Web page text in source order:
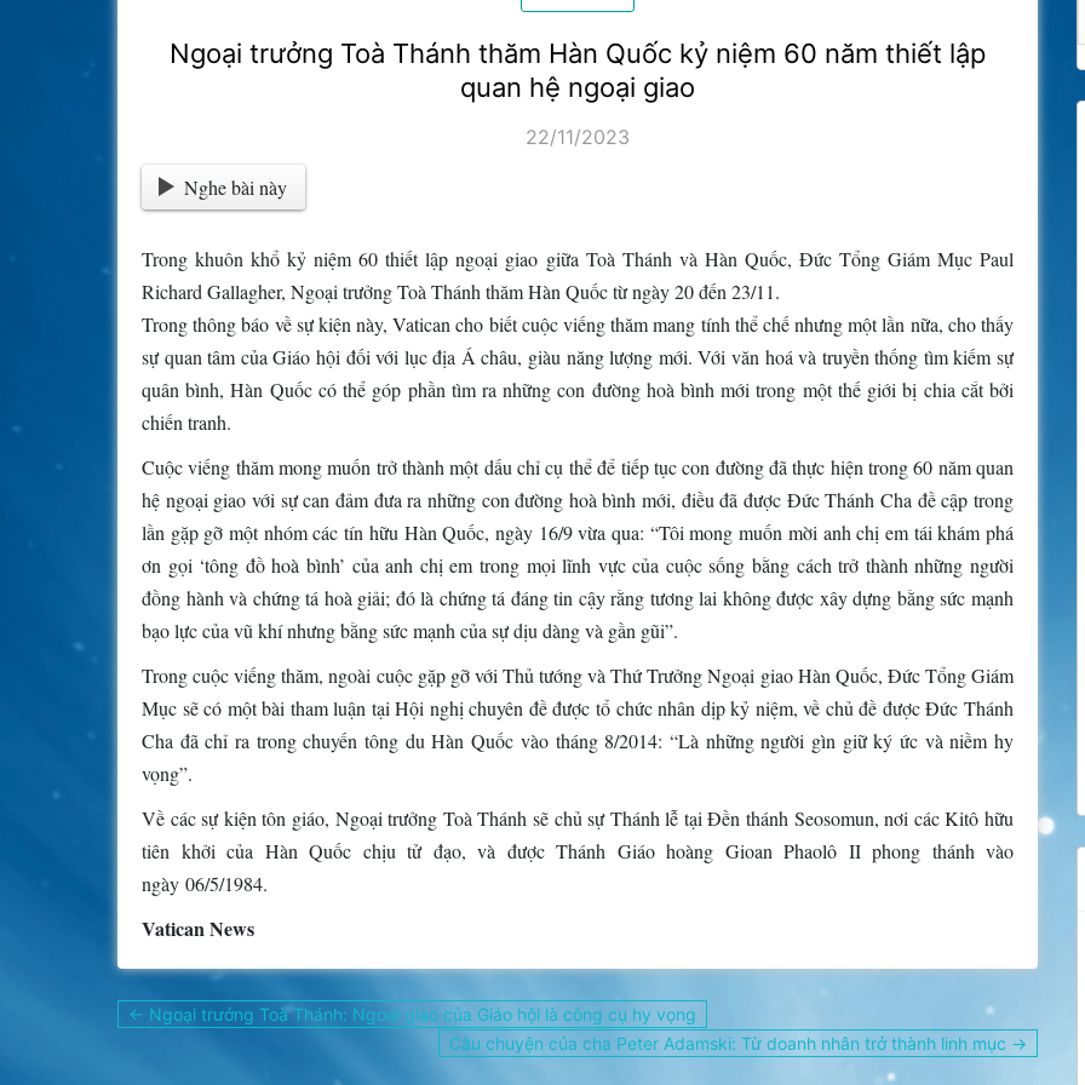
Ngoại trưởng Toà Thánh thăm Hàn Quốc kỷ niệm 60 năm thiết lập
quan hệ ngoại giao
22/11/2023
Nghe bài này
Trong khuôn khổ kỷ niệm 60 thiết lập ngoại giao giữa Toà Thánh và Hàn Quốc, Đức Tổng Giám Mục Paul
Richard Gallagher, Ngoại trưởng Toà Thánh thăm Hàn Quốc từ ngày 20 đến 23/11.
Trong thông báo về sự kiện này, Vatican cho biết cuộc viếng thăm mang tính thể chế nhưng một lần nữa, cho thấy
sự quan tâm của Giáo hội đối với lục địa Á châu, giàu năng lượng mới. Với văn hoá và truyền thống tìm kiếm sự
quân bình, Hàn Quốc có thể góp phần tìm ra những con đường hoà bình mới trong một thế giới bị chia cắt bởi
chiến tranh.
Cuộc viếng thăm mong muốn trở thành một dấu chỉ cụ thể để tiếp tục con đường đã thực hiện trong 60 năm quan
hệ ngoại giao với sự can đảm đưa ra những con đường hoà bình mới, điều đã được Đức Thánh Cha đề cập trong
lần gặp gỡ một nhóm các tín hữu Hàn Quốc, ngày 16/9 vừa qua: “Tôi mong muốn mời anh chị em tái khám phá
ơn gọi ‘tông đồ hoà bình’ của anh chị em trong mọi lĩnh vực của cuộc sống bằng cách trở thành những người
đồng hành và chứng tá hoà giải; đó là chứng tá đáng tin cậy rằng tương lai không được xây dựng bằng sức mạnh
bạo lực của vũ khí nhưng bằng sức mạnh của sự dịu dàng và gần gũi”.
Trong cuộc viếng thăm, ngoài cuộc gặp gỡ với Thủ tướng và Thứ Trưởng Ngoại giao Hàn Quốc, Đức Tổng Giám
Mục sẽ có một bài tham luận tại Hội nghị chuyên đề được tổ chức nhân dịp kỷ niệm, về chủ đề được Đức Thánh
Cha đã chỉ ra trong chuyến tông du Hàn Quốc vào tháng 8/2014: “Là những người gìn giữ ký ức và niềm hy
vọng”.
Về các sự kiện tôn giáo, Ngoại trưởng Toà Thánh sẽ chủ sự Thánh lễ tại Đền thánh Seosomun, nơi các Kitô hữu
tiên khởi của Hàn Quốc chịu tử đạo, và được Thánh Giáo hoàng Gioan Phaolô II phong thánh vào
ngày 06/5/1984.
Vatican News
Điều
hướng
← Ngoại trưởng Toà Thánh: Ngoại giao của Giáo hội là công cụ hy vọng
Câu chuyện của cha Peter Adamski: Từ doanh nhân trở thành linh mục →